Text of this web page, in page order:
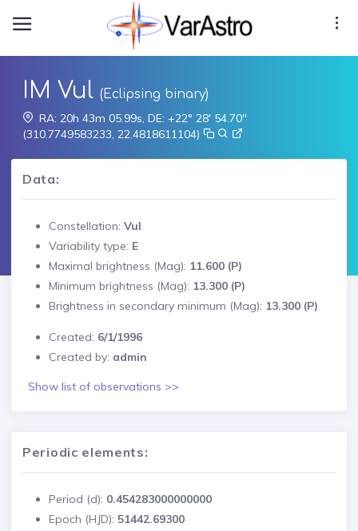
IM Vul (Eclipsing binary)
RA: 20h 43m 05.99s, DE: +22° 28' 54.70"
(310.7749583233, 22.4818611104)
Data:
Constellation: Vul
Variability type: E
Maximal brightness (Mag): 11.600 (P)
Minimum brightness (Mag): 13.300 (P)
Brightness in secondary minimum (Mag): 13.300 (P)
Created: 6/1/1996
Created by: admin
Show list of observations >>
Periodic elements:
Period (d): 0.454283000000000
Epoch (HJD): 51442.69300